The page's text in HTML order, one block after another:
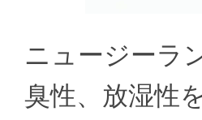
ニュージーラ
臭性、放湿性